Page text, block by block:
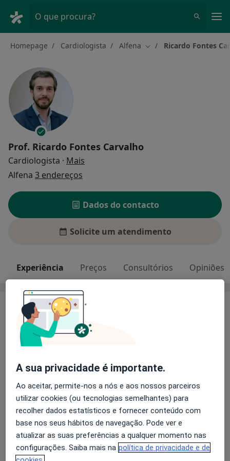
O que procura?
Homepage Cardiologista Alfena Mudar de cidade
Ricardo Fontes
Prof. Ricardo Fontes Carvalho
Cardiologista · Mais
Alfena 3 endereços
Dados do contacto
Solicite um atendimento
Experiência Preços Consultórios Opiniões
Experiência
1- FORMAÇÃO ACADÉMICA E PERCURSO
PROFISSIONAL:
- Licenciado em Medicina pela Faculdade de
- Especialista em Cardiologia pela Ordem dos
Médicos
- Cardiologista no Serviço de Cardiologia do
Centro Hospitalar de Gaia
- Assistente na Faculdade de Medicina da
Universidade do Porto
2- ACTIVIDADE CIENTÍFICA E DE INVESTIGAÇÃO
maisSobre mim
Principais doenças tratadas
Morte Súbita Cardíaca
Arritmia
Insuficiência Cardíaca Congestiva
A sua privacidade é importante.
Ao aceitar, permite-nos a nós e aos nossos parceiros
utilizar cookies (ou tecnologias semelhantes) para
recolher dados estatísticos e fornecer conteúdo com
base nos seus hábitos de navegação. Pode ver e
atualizar as suas preferências a qualquer momento nas
configurações. Saiba mais na política de privacidade e de